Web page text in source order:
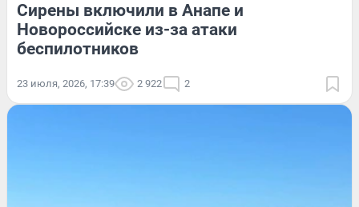
Сирены включили в Анапе и
Новороссийске из-за атаки
беспилотников
23 июля, 2026, 17:39 2 922 2